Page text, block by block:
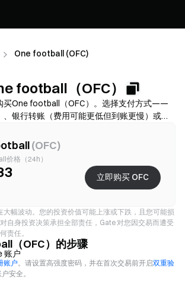
One football (OFC)
football（OFC）
买One football（OFC）。选择支付方式——
、银行转账（费用可能更低但到账更慢）或
成 KYC，并开启 2FA 保护账户。可用性、限
因地区和服务商而异。
(OFC)
价格（24h）
立即购买 OFC
大幅波动。您的投资价值可能上涨或下跌，且您可能损
自身投资决策承担全部责任，Gate 对您因交易而遭受
责任。
（OFC）的步骤
账户
账户。请设置高强度密码，并在首次交易前开启双重验
安全。